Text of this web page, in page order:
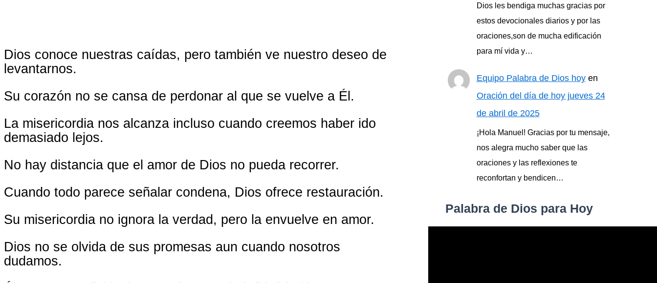
Dios conoce nuestras caídas, pero también ve nuestro deseo de
levantarnos.
Su corazón no se cansa de perdonar al que se vuelve a Él.
La misericordia nos alcanza incluso cuando creemos haber ido
demasiado lejos.
No hay distancia que el amor de Dios no pueda recorrer.
Cuando todo parece señalar condena, Dios ofrece restauración.
Su misericordia no ignora la verdad, pero la envuelve en amor.
Dios no se olvida de sus promesas aun cuando nosotros
dudamos.
Dios les bendiga muchas gracias por
estos devocionales diarios y por las
oraciones,son de mucha edificación
para mí vida y…
Equipo Palabra de Dios hoyen
Oración del día de hoy jueves 24
de abril de 2025
¡Hola Manuel! Gracias por tu mensaje,
nos alegra mucho saber que las
oraciones y las reflexiones te
reconfortan y bendicen…
Palabra de Dios para Hoy